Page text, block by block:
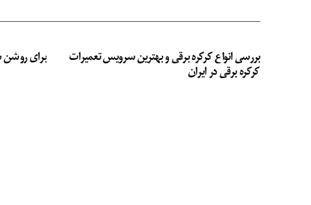
بررسی انواع کرکره برقی و بهترین سرویس تعمیرات
کرکره برقی در ایران
برای